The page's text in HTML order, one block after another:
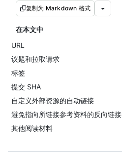
复制为 Markdown 格式
在本文中
URL
议题和拉取请求
标签
提交 SHA
自定义外部资源的自动链接
避免指向所链接参考资料的反向链接
其他阅读材料